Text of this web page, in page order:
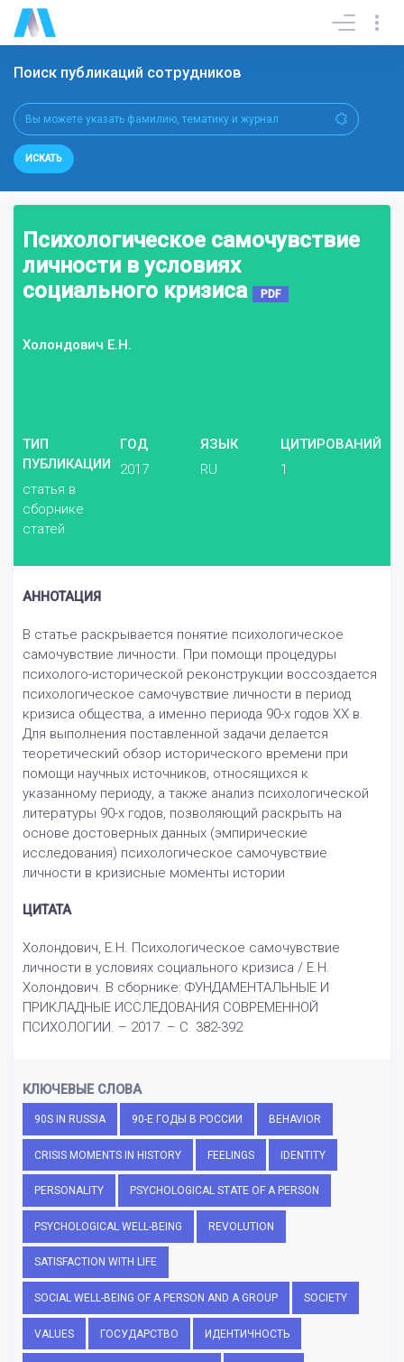
Поиск публикаций сотрудников
ИСКАТЬ
Психологическое самочувствие
личности в условиях
социального кризиса
PDF
Холондович Е.Н.
ТИП
ПУБЛИКАЦИИ
статья в
сборнике
статей
ГОД
2017
ЯЗЫК
RU
ЦИТИРОВАНИЙ
1
АННОТАЦИЯ
В статье раскрывается понятие психологическое
самочувствие личности. При помощи процедуры
психолого-исторической реконструкции воссоздается
психологическое самочувствие личности в период
кризиса общества, а именно периода 90-х годов XX в.
Для выполнения поставленной задачи делается
теоретический обзор исторического времени при
помощи научных источников, относящихся к
указанному периоду, а также анализ психологической
литературы 90-х годов, позволяющий раскрыть на
основе достоверных данных (эмпирические
исследования) психологическое самочувствие
личности в кризисные моменты истории
ЦИТАТА
Холондович, Е.Н. Психологическое самочувствие
личности в условиях социального кризиса / Е.Н.
Холондович. В сборнике: ФУНДАМЕНТАЛЬНЫЕ И
ПРИКЛАДНЫЕ ИССЛЕДОВАНИЯ СОВРЕМЕННОЙ
ПСИХОЛОГИИ. – 2017. – С. 382-392
КЛЮЧЕВЫЕ СЛОВА
90S IN RUSSIA 90-Е ГОДЫ В РОССИИ BEHAVIOR
CRISIS MOMENTS IN HISTORY FEELINGS IDENTITY
PERSONALITY PSYCHOLOGICAL STATE OF A PERSON
PSYCHOLOGICAL WELL-BEING REVOLUTION
SATISFACTION WITH LIFE
SOCIAL WELL-BEING OF A PERSON AND A GROUP SOCIETY
VALUES ГОСУДАРСТВО ИДЕНТИЧНОСТЬ